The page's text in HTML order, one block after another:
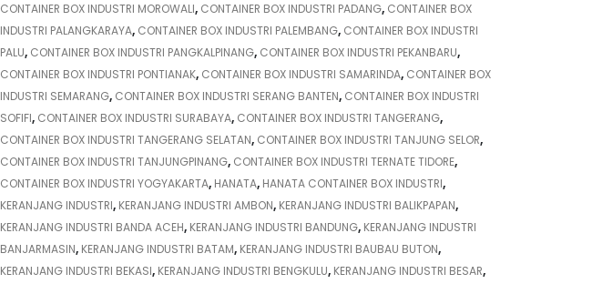
CONTAINER BOX INDUSTRI MOROWALI, CONTAINER BOX INDUSTRI PADANG, CONTAINER BOX
INDUSTRI PALANGKARAYA, CONTAINER BOX INDUSTRI PALEMBANG, CONTAINER BOX INDUSTRI
PALU, CONTAINER BOX INDUSTRI PANGKALPINANG, CONTAINER BOX INDUSTRI PEKANBARU,
CONTAINER BOX INDUSTRI PONTIANAK, CONTAINER BOX INDUSTRI SAMARINDA, CONTAINER BOX
INDUSTRI SEMARANG, CONTAINER BOX INDUSTRI SERANG BANTEN, CONTAINER BOX INDUSTRI
SOFIFI, CONTAINER BOX INDUSTRI SURABAYA, CONTAINER BOX INDUSTRI TANGERANG,
CONTAINER BOX INDUSTRI TANGERANG SELATAN, CONTAINER BOX INDUSTRI TANJUNG SELOR,
CONTAINER BOX INDUSTRI TANJUNGPINANG, CONTAINER BOX INDUSTRI TERNATE TIDORE,
CONTAINER BOX INDUSTRI YOGYAKARTA, HANATA, HANATA CONTAINER BOX INDUSTRI,
KERANJANG INDUSTRI, KERANJANG INDUSTRI AMBON, KERANJANG INDUSTRI BALIKPAPAN,
KERANJANG INDUSTRI BANDA ACEH, KERANJANG INDUSTRI BANDUNG, KERANJANG INDUSTRI
BANJARMASIN, KERANJANG INDUSTRI BATAM, KERANJANG INDUSTRI BAUBAU BUTON,
KERANJANG INDUSTRI BEKASI, KERANJANG INDUSTRI BENGKULU, KERANJANG INDUSTRI BESAR,